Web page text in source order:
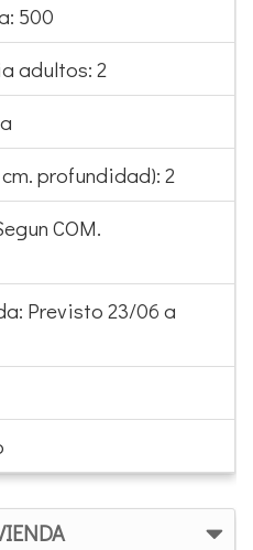
500
adultos: 2
profundidad): 2
COM.
Previsto 23/06 a